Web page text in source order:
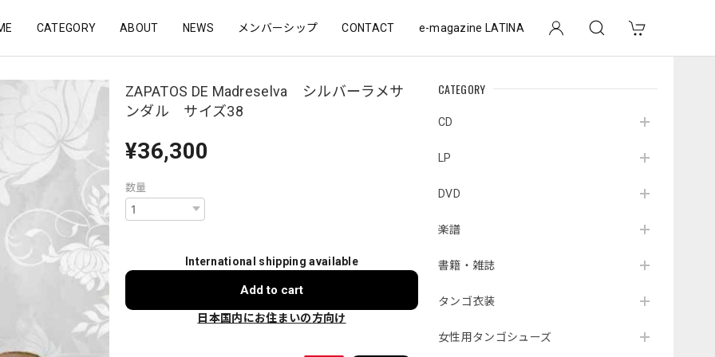
CATEGORY ABOUT NEWS メンバーシップ CONTACT e-magazine LATINA
CATEGORY
CD
LP
DVD
楽譜
書籍・雑誌
タンゴ衣装
女性用タンゴシューズ
ZAPATOS DE Madreselva シルバーラメサ
ンダル サイズ38
¥36,300
数量
International shipping available
Add to cart
日本国内にお住まいの方向け